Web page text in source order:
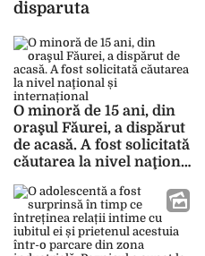
disparuta
O minoră de 15 ani, din
oraşul Făurei, a dispărut
de acasă. A fost solicitată
căutarea la nivel naţional